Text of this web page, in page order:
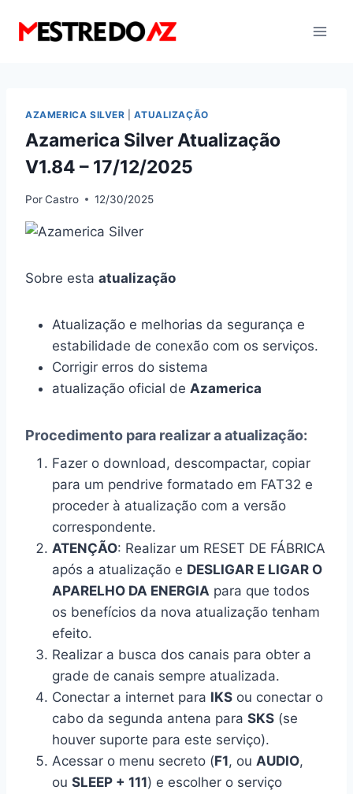
para
AZAMERICA SILVER |ATUALIZAÇÃO
Azamerica Silver Atualização
V1.84 – 17/12/2025
PorCastro 12/30/2025
Sobre esta atualização
Atualização e melhorias da segurança e
estabilidade de conexão com os serviços.
Corrigir erros do sistema
atualização oficial de Azamerica
Procedimento para realizar a atualização:
Fazer o download, descompactar, copiar
para um pendrive formatado em FAT32 e
proceder à atualização com a versão
correspondente.
ATENÇÃO: Realizar um RESET DE FÁBRICA
após a atualização e DESLIGAR E LIGAR O
APARELHO DA ENERGIA para que todos
os benefícios da nova atualização tenham
efeito.
Realizar a busca dos canais para obter a
grade de canais sempre atualizada.
Conectar a internet para IKS ou conectar o
cabo da segunda antena para SKS (se
houver suporte para este serviço).
Acessar o menu secreto (F1, ou AUDIO,
ou SLEEP + 111) e escolher o serviço